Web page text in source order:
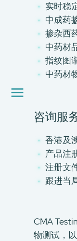
关于我们
我们的服务
消费品
绿色环
工厂服
认证与
最新消息
加入我们
环球支援
联络我们
E-Port
服务申请
实时稳
中成药
掺杂西
中药材
指纹图
中药材
咨询服
香港及
产品注
注册文
跟进当
CMA
物测试，